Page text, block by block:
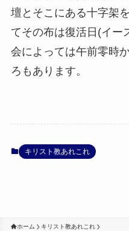
壇とそこにある十字架
てその布は復活日(イー
会によっては午前零時
ろもあります。
キリスト教あれこれ
ホーム キリスト教あれこれ